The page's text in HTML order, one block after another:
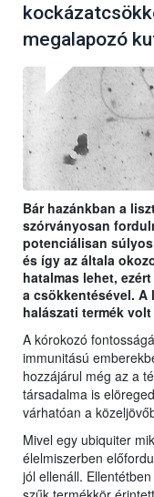
megalapozó
Bár hazánkban a
szórványosan
potenciálisan
és így az általa
hatalmas lehet,
a csökkentésével.
halászati termék
A kórokozó
immunitású
hozzájárul még az a
társadalma is
várhatóan a
Mivel egy ubiquiter
élelmiszerben
jól ellenáll.